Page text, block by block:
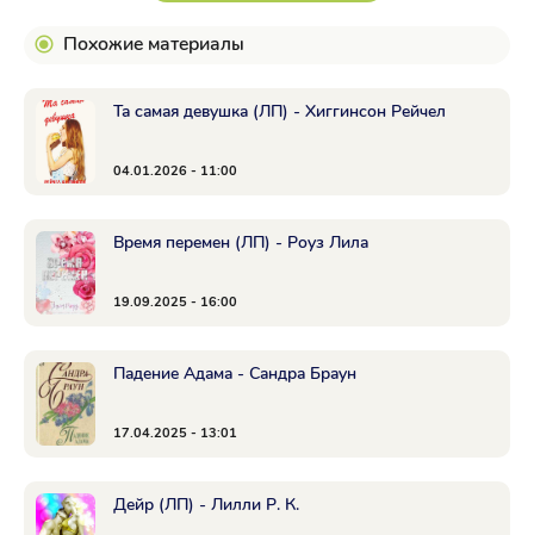
Похожие материалы
Та самая девушка (ЛП) - Хиггинсон Рейчел
04.01.2026 - 11:00
Время перемен (ЛП) - Роуз Лила
19.09.2025 - 16:00
Падение Адама - Сандра Браун
17.04.2025 - 13:01
Дейр (ЛП) - Лилли Р. К.